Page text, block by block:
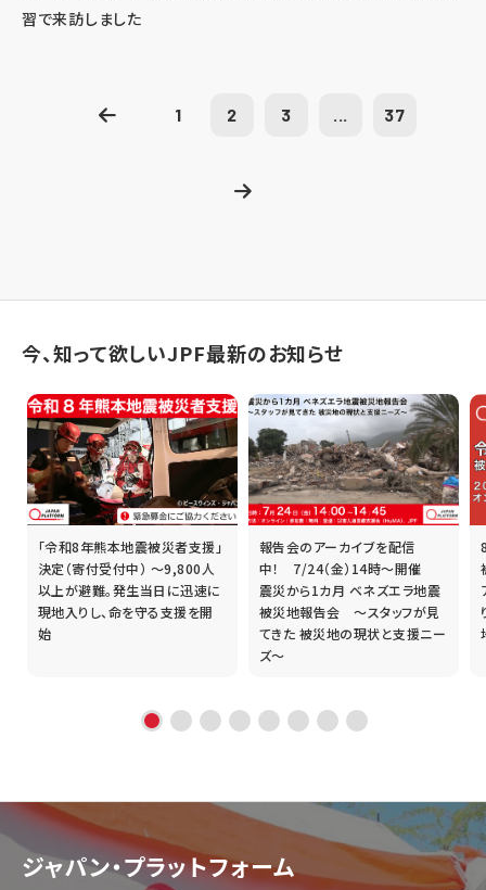
習で来訪しました
1 2 3 ... 37
今、知って欲しいJPF最新のお知らせ
「令和8年熊本地震被災者支援」
決定（寄付受付中） ～9,800人
以上が避難。発生当日に迅速に
現地入りし、命を守る支援を開
始
報告会のアーカイブを配信
中！ 7/24（金）14時～開催
震災から1カ月 ベネズエラ地震
被災地報告会 ～スタッフが見
てきた 被災地の現状と支援ニー
ズ～
ジャパン・プラットフォーム